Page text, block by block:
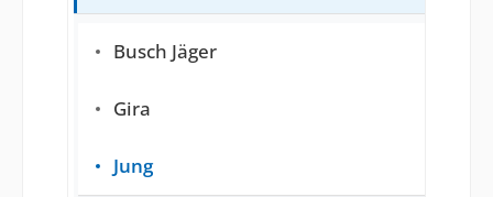
Busch Jäger
Gira
Jung